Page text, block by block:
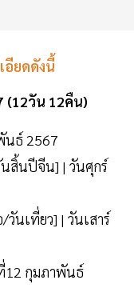
อียดดังนี้
(12วัน 12คืน)
นธ์ 2567
สิ้นปีจีน] | วันศุกร์
นเที่ยว] | วันเสาร์
12 กุมภาพันธ์